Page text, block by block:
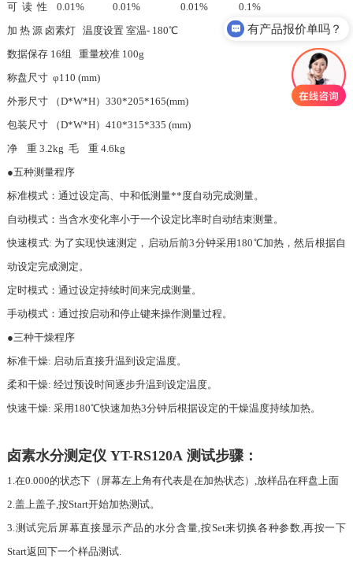
可 读 性 0.01% 0.01% 0.01% 0.1%
加 热 源 卤素灯 温度设置 室温- 180℃
数据保存 16组 重量校准 100g
称盘尺寸 φ110 (mm)
外形尺寸 （D*W*H）330*205*165(mm)
包装尺寸 （D*W*H）410*315*335 (mm)
净 重 3.2kg 毛 重 4.6kg
●五种测量程序
标准模式：通过设定高、中和低测量**度自动完成测量。
自动模式：当含水变化率小于一个设定比率时自动结束测量。
快速模式: 为了实现快速测定，启动后前3分钟采用180℃加热，然后根据自
动设定完成测定。
定时模式：通过设定持续时间来完成测量。
手动模式：通过按启动和停止键来操作测量过程。
●三种干燥程序
标准干燥: 启动后直接升温到设定温度。
柔和干燥: 经过预设时间逐步升温到设定温度。
快速干燥: 采用180℃快速加热3分钟后根据设定的干燥温度持续加热。
卤素水分测定仪 YT-RS120A 测试步骤：
1.在0.000的状态下（屏幕左上角有代表是在加热状态）,放样品在秤盘上面
2.盖上盖子,按Start开始加热测试。
3.测试完后屏幕直接显示产品的水分含量,按Set来切换各种参数,再按一下
Start返回下一个样品测试.
有产品报价单吗？